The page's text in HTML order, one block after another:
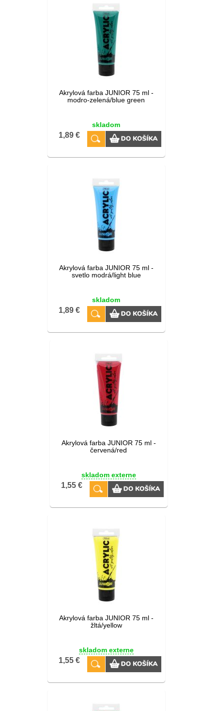
Akrylová farba JUNIOR 75 ml -
modro-zelená/blue green
skladom
1,89 €
Akrylová farba JUNIOR 75 ml -
svetlo modrá/light blue
skladom
1,89 €
Akrylová farba JUNIOR 75 ml -
červená/red
skladom externe
1,55 €
Akrylová farba JUNIOR 75 ml -
žltá/yellow
skladom externe
1,55 €